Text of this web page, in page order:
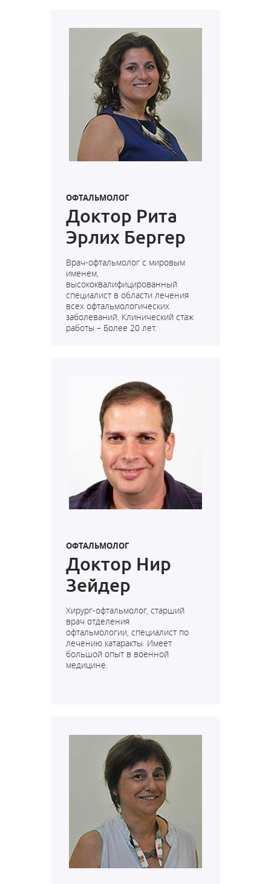
ОФТАЛЬМОЛОГ
Доктор Рита
Эрлих Бергер
Врач-офтальмолог с мировым
именем,
высококвалифицированный
специалист в области лечения
всех офтальмологических
заболеваний. Клинический стаж
работы – Более 20 лет.
ОФТАЛЬМОЛОГ
Доктор Нир
Зейдер
Хирург-офтальмолог, старший
врач отделения
офтальмологии, специалист по
лечению катаракты. Имеет
большой опыт в военной
медицине.